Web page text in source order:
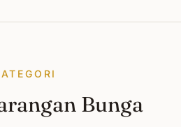
Bunga